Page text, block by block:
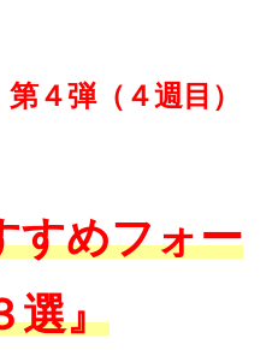
第４弾（４週目）
すめフォー
選』